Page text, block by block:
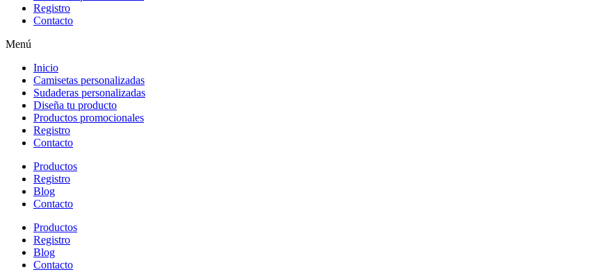
Registro
Contacto
Menú
Inicio
Camisetas personalizadas
Sudaderas personalizadas
Diseña tu producto
Productos promocionales
Registro
Contacto
Productos
Registro
Blog
Contacto
Productos
Registro
Blog
Contacto